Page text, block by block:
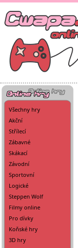
Všechny hry
Akční
Střílecí
Zábavné
Skákací
Závodní
Sportovní
Logické
Steppen Wolf
Filmy online
Pro dívky
Koňské hry
3D hry